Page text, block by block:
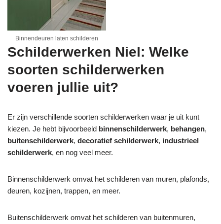
Binnendeuren laten schilderen
Schilderwerken Niel: Welke
soorten schilderwerken
voeren jullie uit?
Er zijn verschillende soorten schilderwerken waar je uit kunt
kiezen. Je hebt bijvoorbeeld binnenschilderwerk, behangen,
buitenschilderwerk, decoratief schilderwerk, industrieel
schilderwerk, en nog veel meer.
Binnenschilderwerk omvat het schilderen van muren, plafonds,
deuren, kozijnen, trappen, en meer.
Buitenschilderwerk omvat het schilderen van buitenmuren,